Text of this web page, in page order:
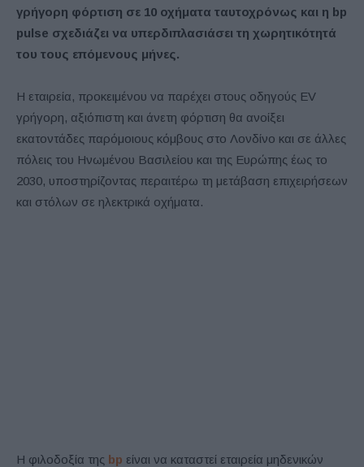
γρήγορη φόρτιση σε 10 οχήματα ταυτοχρόνως και η bp
pulse σχεδιάζει να υπερδιπλασιάσει τη χωρητικότητά
του τους επόμενους μήνες.
Η εταιρεία, προκειμένου να παρέχει στους οδηγούς EV
γρήγορη, αξιόπιστη και άνετη φόρτιση θα ανοίξει
εκατοντάδες παρόμοιους κόμβους στο Λονδίνο και σε άλλες
πόλεις του Ηνωμένου Βασιλείου και της Ευρώπης έως το
2030, υποστηρίζοντας περαιτέρω τη μετάβαση επιχειρήσεων
και στόλων σε ηλεκτρικά οχήματα.
Η φιλοδοξία της bp είναι να καταστεί εταιρεία μηδενικών